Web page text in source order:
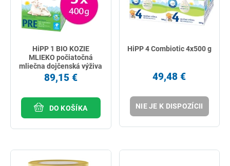
HiPP 1 BIO KOZIE
MLIEKO počiatočná
mliečna dojčenská výživa
(od narodenia) 5x400 g
89,15 €
DO KOŠÍKA
HiPP 4 Combiotic 4x500 g
49,48 €
NIE JE K DISPOZÍCII